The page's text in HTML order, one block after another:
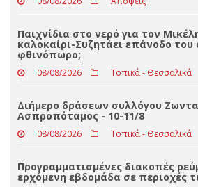
08/08/2026 Δελτία Τύπου
Υπεγράφη η Κοινή Απόφαση για
Βελτίωσης
08/08/2026
καλοκαίρι-Συζητάει επάνοδο του
φθινόπωρο;
08/08/2026 Τοπικά - Θεσσαλικά
Διήμερο δράσεων συλλόγου
Ασπροπόταμος - 10-11/8